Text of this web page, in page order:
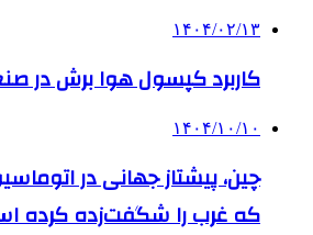
۱۴۰۴/۰۲/۱۳
کاربرد کپسول هوا برش در
۱۴۰۴/۱۰/۱۰
چین، پیشتاز جهانی در
که غرب را شگفت‌زده کرده